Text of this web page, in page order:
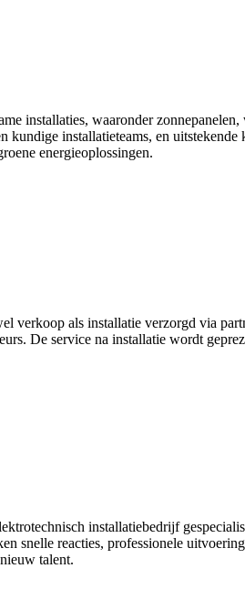
installaties, waaronder
installatieteams, en
energieoplossingen.
verkoop als installatie verzorgd via
De service na installatie wordt
installatiebedrijf
snelle reacties, professionele
talent.